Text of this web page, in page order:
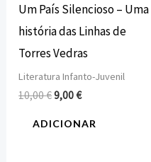
Um País Silencioso – Uma
história das Linhas de
Torres Vedras
Literatura Infanto-Juvenil
10,00€9,00€
ADICIONAR